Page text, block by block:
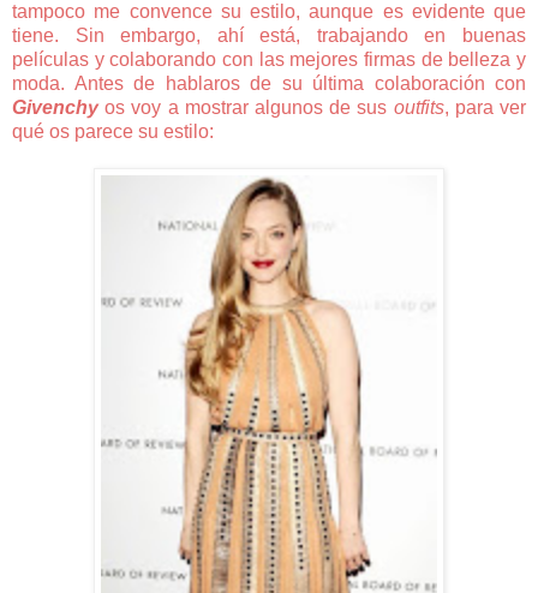
tampoco me convence su estilo, aunque es evidente que
tiene. Sin embargo, ahí está, trabajando en buenas
películas y colaborando con las mejores firmas de belleza y
moda. Antes de hablaros de su última colaboración con
Givenchyos voy a mostrar algunos de sus outfits, para ver
qué os parece su estilo: